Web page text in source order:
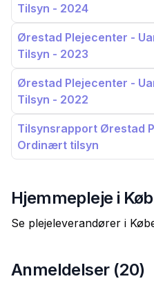
Tilsyn - 2024
Ørestad Plejecenter -
Tilsyn - 2023
Ørestad Plejecenter -
Tilsyn - 2022
Tilsynsrapport Ørestad
Ordinært tilsyn
Hjemmepleje i
Se plejeleverandører i
Anmeldelser (20)